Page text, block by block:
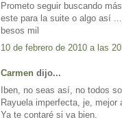
Prometo seguir buscando
este para la suite o algo así
besos mil
10 de febrero de 2010 a las
Carmen dijo...
Iben, no seas así, no todos
Rayuela imperfecta, je, mejor
Ya te contaré si va bien.